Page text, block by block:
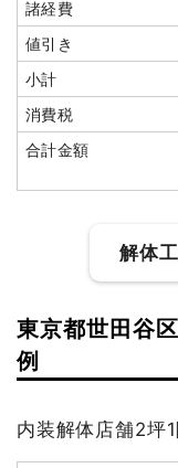
消費税
合計金額
建物の種類/構造
坪数
建物解体費用
総額
品名
諸経費
値引き
小計
消費税
合計金額
解体
建物解体費用
東京都世田谷
例
内装解体店舗2坪